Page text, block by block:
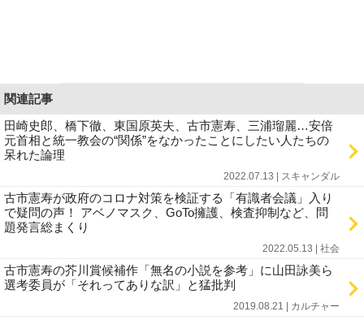
関連記事
田崎史郎、橋下徹、東国原英夫、古市憲寿、三浦瑠麗…安倍
元首相と統一教会の“関係”をなかったことにしたい人たちの
呆れた論理
2022.07.13 | スキャンダル
古市憲寿が政府のコロナ対策を検証する「有識者会議」入り
で疑問の声！ アベノマスク、GoTo擁護、検査抑制など、問
題発言総まくり
2022.05.13 | 社会
古市憲寿の芥川賞候補作「無名の小説を参考」に山田詠美ら
選考委員が「それってありな訳」と猛批判
2019.08.21 | カルチャー